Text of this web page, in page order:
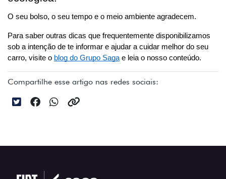
O seu bolso, o seu tempo e o meio ambiente agradecem.
Para saber outras dicas que frequentemente disponibilizamos
sob a intenção de te informar e ajudar a cuidar melhor do seu
carro, visite o blog do Grupo Saga e leia o nosso conteúdo.
Compartilhe esse artigo nas redes sociais: